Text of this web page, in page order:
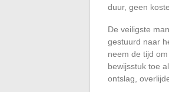
duur, geen
De veiligste
gestuurd naar
neem de tijd
bewijsstuk toe
ontslag,